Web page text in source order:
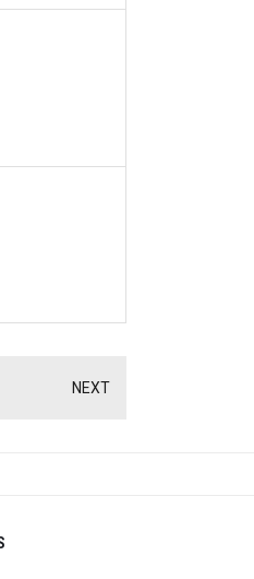
NEXT